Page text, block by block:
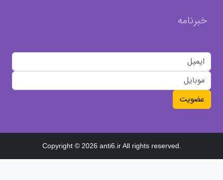
خبرنامه
عضویت
Copyright © 2026 anti6.ir All rights reserved.